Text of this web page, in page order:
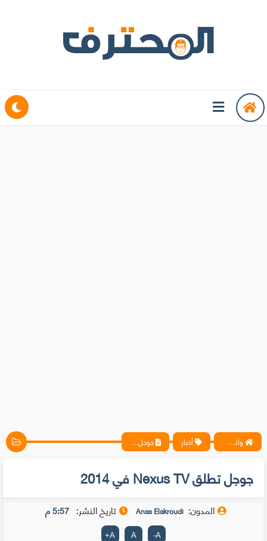
واتس آب ، فيسبوك ، أنترنت ، شروحات تقنية حصرية - المحترف أخبار جوجل تطلق Nexus TV في 2014
جوجل تطلق Nexus TV في 2014
المدون: Anas Elakroudi تاريخ النشر: 5:57 م
A
-
A
A
+